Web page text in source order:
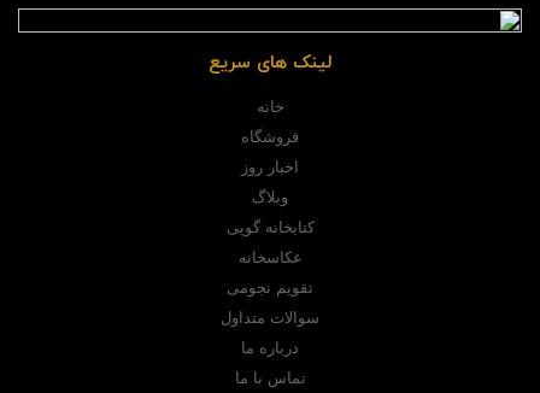
لینک های سریع
خانه
فروشگاه
اخبار روز
وبلاگ
کتابخانه گوپی
عکاسخانه
تقویم نجومی
سوالات متداول
درباره ما
تماس با ما